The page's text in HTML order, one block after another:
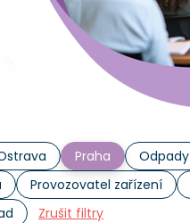
Praha Odpady
Provozovatel zařízení
Zrušit filtry